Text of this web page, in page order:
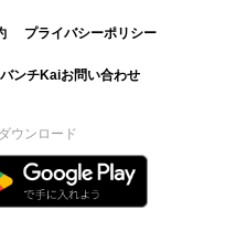
プライバシーポリシー
ンチKaiお問い合わせ
ウンロード